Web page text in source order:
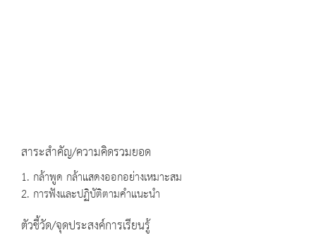
สาระสำคัญ/ความคิดรวมยอด
1. กล้าพูด กล้าแสดงออกอย่างเหมาะสม
2. การฟังและปฏิบัติตามคำแนะนำ
ตัวชี้วัด/จุดประสงค์การเรียนรู้